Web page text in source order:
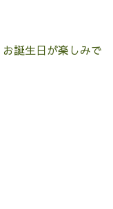
誕生日が楽しみで